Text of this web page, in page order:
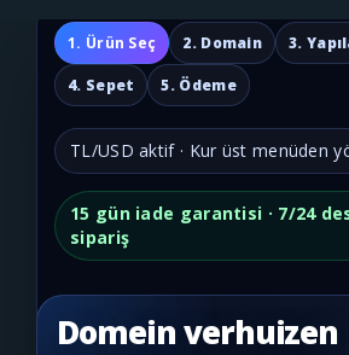
1. Ürün Seç 2. Domain 3.
4. Sepet 5. Ödeme
TL/USD aktif · Kur üst menüden
15 gün iade garantisi · 7/24
sipariş
Domein verhuizen